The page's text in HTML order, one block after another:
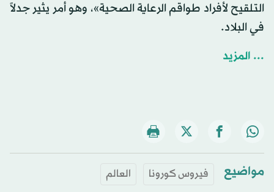
التلقيح لأفراد طواقم الرعاية الصحية»، وهو أمر يثير جدلاً
في البلاد.
... المزيد
مواضيع فيروس كورونا العالم